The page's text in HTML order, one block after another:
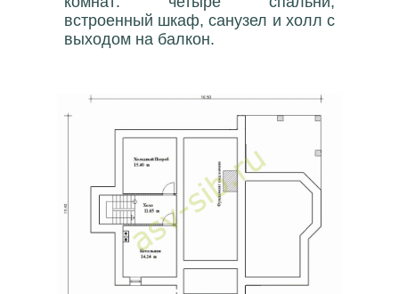
встроенный шкаф, санузел и холл с
выходом на балкон.